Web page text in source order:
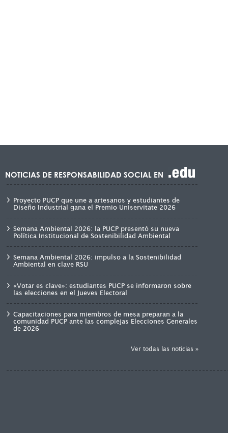
NOTICIAS DE RESPONSABILIDAD SOCIAL EN
Proyecto PUCP que une a artesanos y estudiantes de
Diseño Industrial gana el Premio Uniservitate 2026
Semana Ambiental 2026: la PUCP presentó su nueva
Política Institucional de Sostenibilidad Ambiental
Semana Ambiental 2026: impulso a la Sostenibilidad
Ambiental en clave RSU
«Votar es clave»: estudiantes PUCP se informaron sobre
las elecciones en el Jueves Electoral
Capacitaciones para miembros de mesa preparan a la
comunidad PUCP ante las complejas Elecciones Generales
de 2026
Ver todas las noticias »